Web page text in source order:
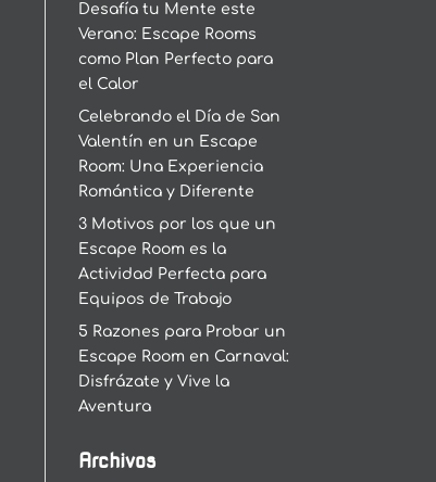
Desafía tu Mente este
Verano: Escape Rooms
como Plan Perfecto para
el Calor
Celebrando el Día de San
Valentín en un Escape
Room: Una Experiencia
Romántica y Diferente
3 Motivos por los que un
Escape Room es la
Actividad Perfecta para
Equipos de Trabajo
5 Razones para Probar un
Escape Room en Carnaval:
Disfrázate y Vive la
Aventura
Archivos